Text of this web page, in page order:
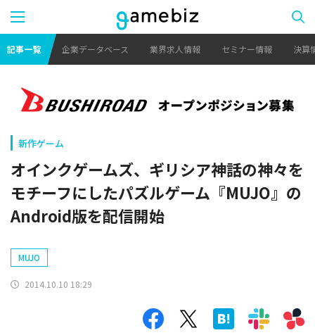
記事一覧 企業データベース 業界求人情報 セミナー情報 決算
新作ゲーム
オインクゲームズ、ギリシア神話の神々を
モチーフにしたパズルゲーム『MUJO』の
Android版を配信開始
MUJO
2014.10.10 18:29